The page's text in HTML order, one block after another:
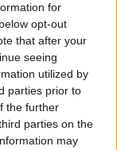
for
opt-out
that after your
seeing
utilized by
parties prior to
the further
parties on the
may